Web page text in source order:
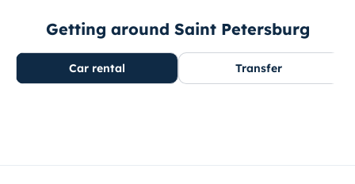
Getting around Saint Petersburg
Transfer
Car rental